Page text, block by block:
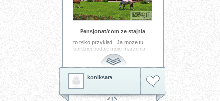
Pensjonat/dom ze stajnia
to tylko przyklad.. Ja moze tu
bardziej podaje moje marzenia
niz prezenty:D
Tagi:dom konie rekreacja
koniksara